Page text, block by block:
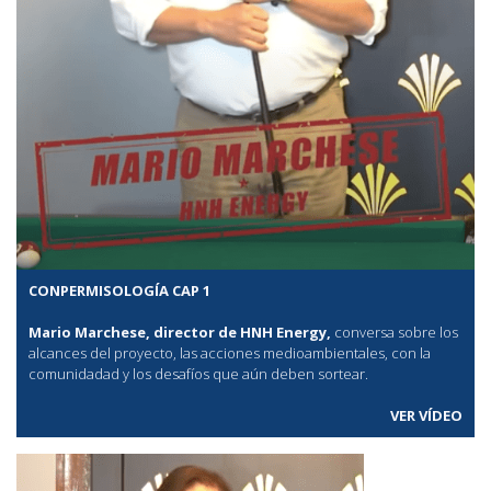
CONPERMISOLOGÍA CAP 1
Mario Marchese, director de HNH Energy, conversa sobre los
alcances del proyecto, las acciones medioambientales, con la
comunidadad y los desafíos que aún deben sortear.
VER VÍDEO